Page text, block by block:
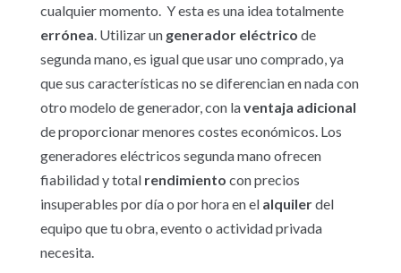
cualquier momento. Y esta es una idea totalmente
errónea . Utilizar un generador eléctrico de
segunda mano, es igual que usar uno comprado, ya
que sus características no se diferencian en nada con
otro modelo de generador, con laventaja adicional
de proporcionar menores costes económicos. Los
generadores eléctricos segunda mano ofrecen
fiabilidad y total rendimiento con precios
insuperables por día o por hora en el alquilerdel
equipo que tu obra, evento o actividad privada
necesita.